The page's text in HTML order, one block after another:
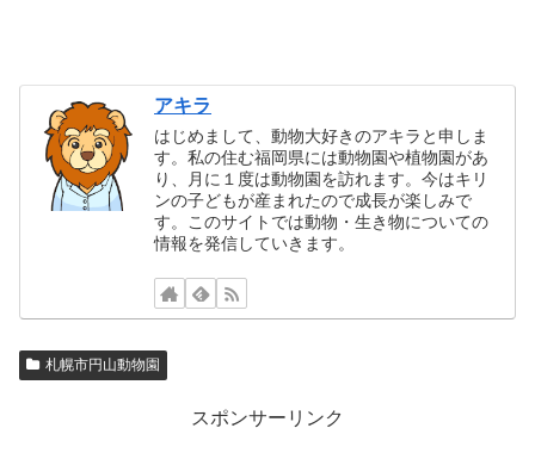
アキラ
はじめまして、動物大好きのアキラと申しま
す。私の住む福岡県には動物園や植物園があ
り、月に１度は動物園を訪れます。今はキリ
ンの子どもが産まれたので成長が楽しみで
す。このサイトでは動物・生き物についての
情報を発信していきます。
札幌市円山動物園
スポンサーリンク